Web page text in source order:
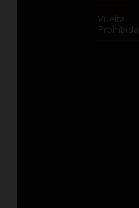
Vuelta
Prohibida